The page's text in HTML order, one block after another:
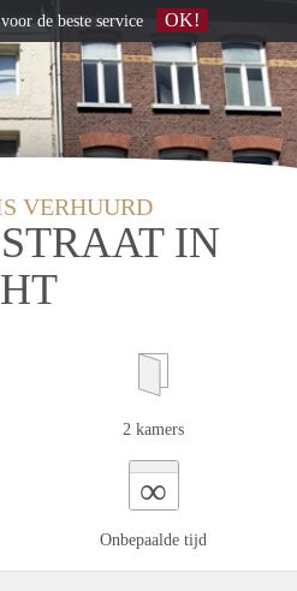
VERHUURD
IN
2 kamers
∞
Onbepaalde tijd
voor de beste service OK!